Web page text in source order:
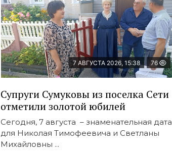
7 АВГУСТА 2026, 15:38 76
Супруги Сумуковы из поселка Сети
отметили золотой юбилей
Сегодня, 7 августа – знаменательная дата
для Николая Тимофеевича и Светланы
Михайловны ...